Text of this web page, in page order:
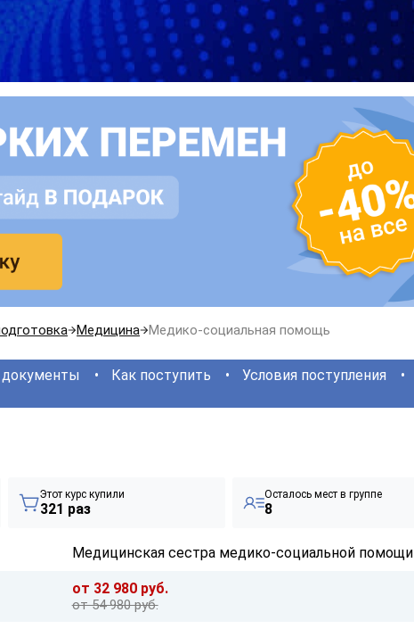
Медицина Медико-социальная помощь
Как поступить
Условия поступления
Этот курс купили
321 раз
Осталось мест в группе
8
Медицинская сестра медико-социальной помощи
от 32 980 руб.
от 54 980 руб.